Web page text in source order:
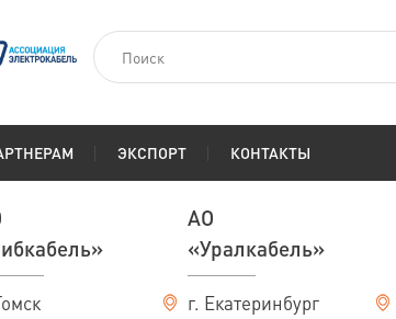
ПвВГ, АПвВГ, ПвВГЭ, АПвВГЭ, ПвБШв, АПвБШв,
горение при одиночной прокладке. При групповой
Кабели марок ПвБШвнг(В), АПвБШвнг(В) не
проложены без ограничения разности уровней по
Кабели марок ПвБШп, АПвБШп
активности грунтов и грунтовых вод.
реки и водоемы при условии заглубления в грунт.
температура нагрева токопроводящих жил:
ЭКСПОРТ КОНТАКТЫ
АО
«Уралкабель»
г. Екатеринбург